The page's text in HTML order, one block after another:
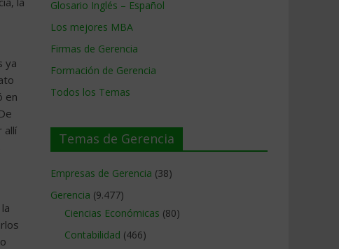
ya
en
allí
Glosario Inglés – Español
Los mejores MBA
Firmas de Gerencia
Formación de Gerencia
Todos los Temas
Temas de Gerencia
Empresas de Gerencia (38)
Gerencia (9.477)
Ciencias Económicas (80)
Contabilidad (466)